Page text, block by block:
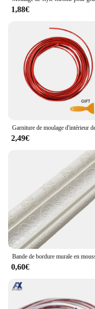
1,88€
2,49€
0,60€